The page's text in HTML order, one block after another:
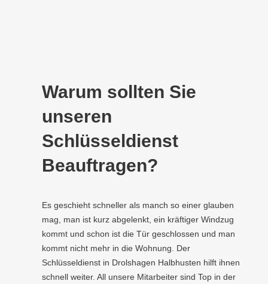
Warum sollten Sie
unseren
Schlüsseldienst
Beauftragen?
Es geschieht schneller als manch so einer glauben
mag, man ist kurz abgelenkt, ein kräftiger Windzug
kommt und schon ist die Tür geschlossen und man
kommt nicht mehr in die Wohnung. Der
Schlüsseldienst in Drolshagen Halbhusten hilft ihnen
schnell weiter. All unsere Mitarbeiter sind Top in der